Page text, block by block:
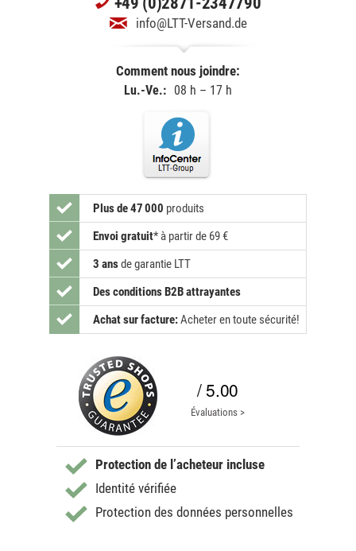
info@LTT-Versand.de
Comment nous joindre:
Lu.-Ve.: 08 h – 17 h
Plus de 47 000 produits
Envoi gratuit* à partir de 69 €
3 ansde garantie LTT
Des conditions B2B attrayantes
Achat sur facture:Acheter en toute sécurité!
/ 5.00
Évaluations >
Protection de l’acheteur incluse
Identité vérifiée
Protection des données personnelles